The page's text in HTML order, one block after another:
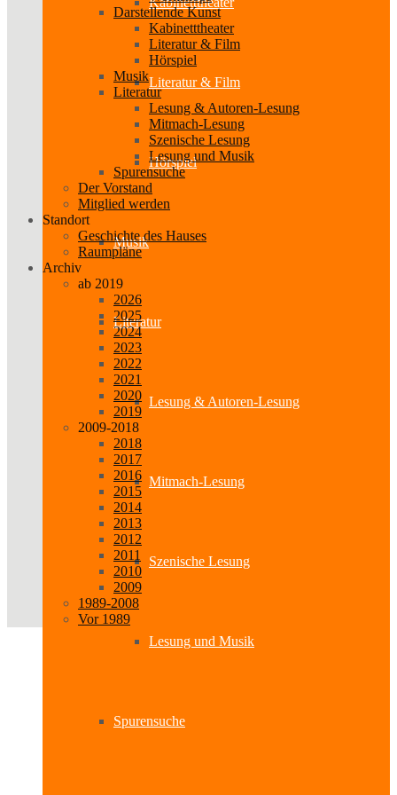
Literatur & Film
Hörspiel
Musik
Literatur
Lesung & Autoren-Lesung
Mitmach-Lesung
Szenische Lesung
Lesung und Musik
Spurensuche
Darstellende Kunst
Kabinetttheater
Literatur & Film
Hörspiel
Musik
Literatur
Lesung & Autoren-Lesung
Mitmach-Lesung
Szenische Lesung
Lesung und Musik
Spurensuche
Der Vorstand
Mitglied werden
Standort
Geschichte des Hauses
Raumpläne
Archiv
ab 2019
2026
2025
2024
2023
2022
2021
2020
2019
2009-2018
2018
2017
2016
2015
2014
2013
2012
2011
2010
2009
1989-2008
Vor 1989